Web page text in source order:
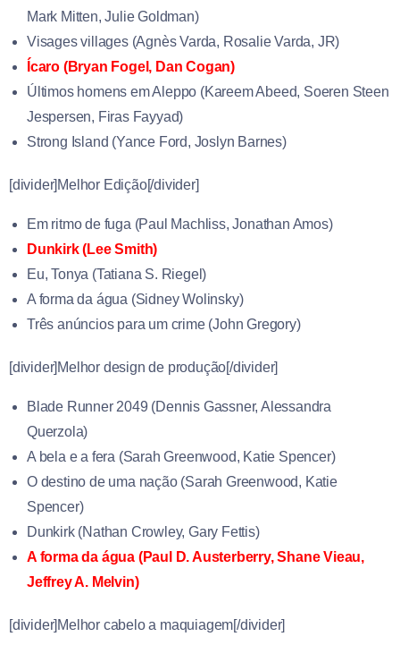
Mark Mitten,Julie Goldman)
Visages villages (Agnès Varda, Rosalie Varda, JR)
Ícaro (Bryan Fogel , Dan Cogan)
Últimos homens em Aleppo (Kareem Abeed, Soeren Steen
Jespersen, Firas Fayyad)
Strong Island (Yance Ford, Joslyn Barnes)
[divider]Melhor Edição[/divider]
Em ritmo de fuga (Paul Machliss,Jonathan Amos)
Dunkirk (Lee Smith)
Eu, Tonya (Tatiana S. Riegel)
A forma da água (Sidney Wolinsky)
Três anúncios para um crime (John Gregory)
[divider]Melhor design de produção[/divider]
Blade Runner 2049 (Dennis Gassner,Alessandra
Querzola)
A bela e a fera (Sarah Greenwood, Katie Spencer)
O destino de uma nação (Sarah Greenwood, Katie
Spencer)
Dunkirk (Nathan Crowley,Gary Fettis)
A forma da água (Paul D. Austerberry,Shane Vieau,
Jeffrey A. Melvin)
[divider]Melhor cabelo a maquiagem[/divider]